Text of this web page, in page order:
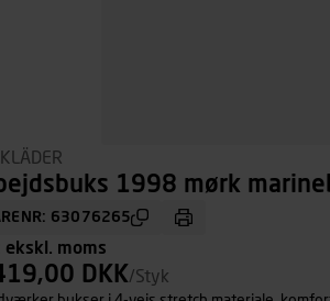
1998 mørk
63076265
ekskl. moms
DKK/Styk